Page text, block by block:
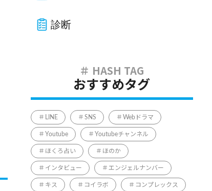
診断
おすすめタグ
LINE SNS Webドラマ
Youtube Youtubeチャンネル
ほくろ占い ほのか
インタビュー エンジェルナンバー
キス コイラボ コンプレックス